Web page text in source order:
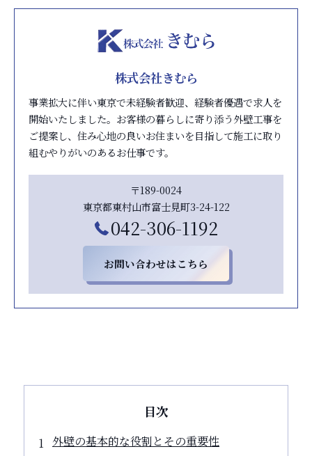
株式会社きむら
事業拡大に伴い東京で未経験者歓迎、経験者優遇で求人を
開始いたしました。お客様の暮らしに寄り添う外壁工事を
ご提案し、住み心地の良いお住まいを目指して施工に取り
組むやりがいのあるお仕事です。
〒189-0024
東京都東村山市富士見町3-24-122
042-306-1192
お問い合わせはこちら
目次
外壁の基本的な役割とその重要性